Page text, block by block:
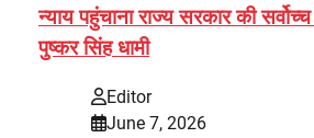
न्याय पहुंचाना राज्य सरकार की
पुष्कर सिंह धामी
Editor
June 7, 2026